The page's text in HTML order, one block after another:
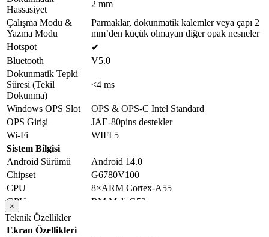
Hassasiyet
2 mm
Çalışma Modu &
Yazma Modu
Parmaklar, dokunmatik kalemler veya çapı 2
mm’den küçük olmayan diğer opak nesneler
Hotspot
✔
Bluetooth
V5.0
Dokunmatik Tepki
Süresi (Tekil
Dokunma)
<4 ms
Windows OPS Slot
OPS & OPS-C Intel Standard
OPS Girişi
JAE-80pins destekler
Wi-Fi
WIFI 5
Sistem Bilgisi
Android Sürümü
Android 14.0
Chipset
G6780V100
CPU
8×ARM Cortex-A55
GPU
RM Mali-G52
RAM
ROM
×
Teknik Özellikler
Ekran Özellikleri